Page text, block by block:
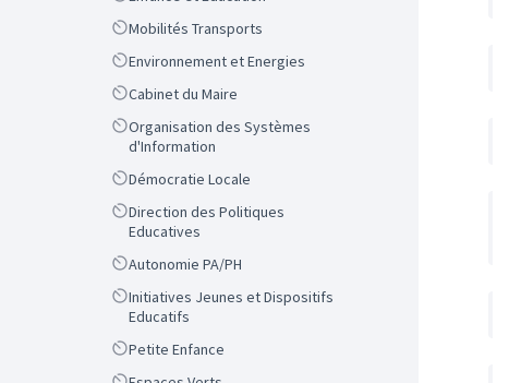
ScopeMobilités Transports
ScopeEnvironnement et Energies
ScopeCabinet du Maire
Scope
Organisation des Systèmes
d'Information
ScopeDémocratie Locale
Scope
Direction des Politiques
Educatives
ScopeAutonomie PA/PH
Scope
Initiatives Jeunes et Dispositifs
Educatifs
ScopePetite Enfance